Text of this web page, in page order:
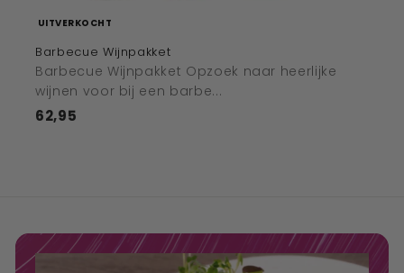
UITVERKOCHT
Barbecue Wijnpakket
Barbecue Wijnpakket Opzoek naar heerlijke
wijnen voor bij een barbe...
62,95